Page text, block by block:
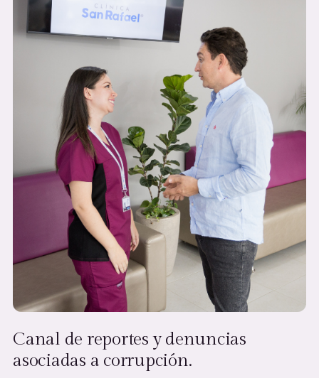
Canal de reportes y denuncias
asociadas a corrupción.